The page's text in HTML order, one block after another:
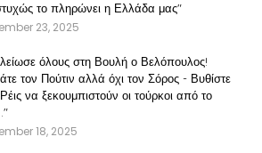
το πληρώνει η Ελλάδα μας"
23, 2025
όλους στη Βουλή ο Βελόπουλος!
τον Πούτιν αλλά όχι τον Σόρος - Βυθίστε
Ρέις να ξεκουμπιστούν οι τούρκοι από το
18, 2025